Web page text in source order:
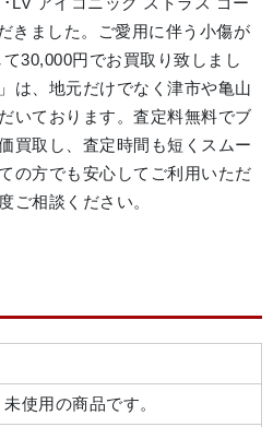
きました。ご愛用に伴う小傷が
30,000円でお買取り致しまし
は、地元だけでなく津市や亀山
いております。査定料無料でブ
買取し、査定時間も短くスムー
の方でも安心してご利用いただ
ご相談ください。
使用の商品です。